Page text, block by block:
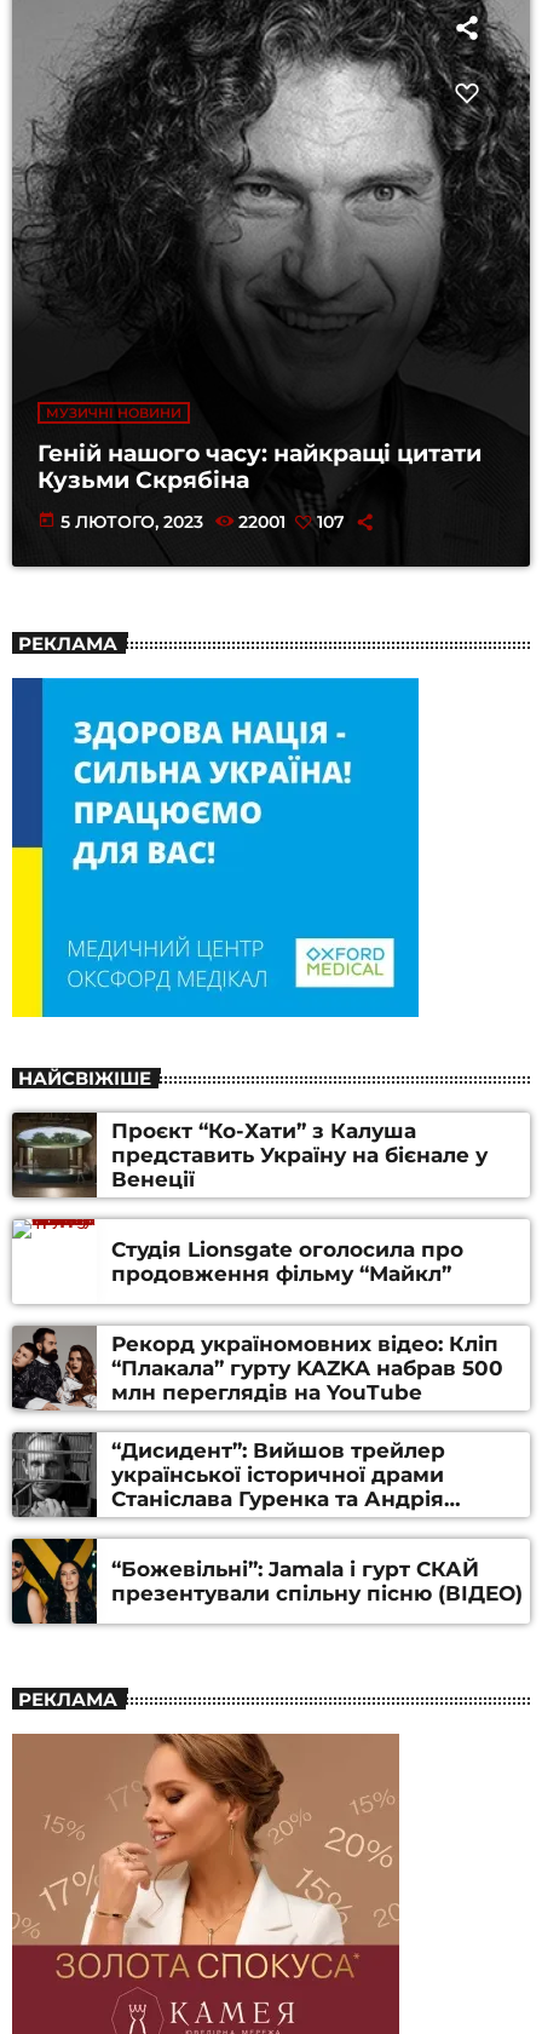
МУЗИЧНІ НОВИНИ
Геній нашого часу: найкращі цитати
Кузьми Скрябіна
today 5 ЛЮТОГО, 2023 22001 107
РЕКЛАМА
НАЙСВІЖІШЕ
Проєкт “Ко-Хати” з Калуша
представить Україну на бієнале у
Венеції
Студія Lionsgate оголосила про
продовження фільму “Майкл”
Рекорд україномовних відео: Кліп
“Плакала” гурту KAZKA набрав 500
млн переглядів на YouTube
“Дисидент”: Вийшов трейлер
української історичної драми
Станіслава Гуренка та Андрія
Алфьорова (ВІДЕО)
“Божевільні”: Jamala і гурт СКАЙ
презентували спільну пісню (ВІДЕО)
РЕКЛАМА